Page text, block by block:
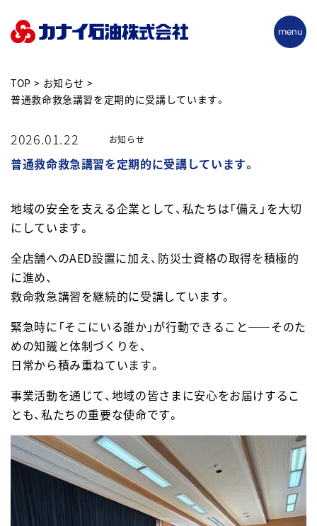
TOP
お知らせ
普通救命救急講習を定期的に受講しています。
2026.01.22 お知らせ
普通救命救急講習を定期的に受講しています。
地域の安全を支える企業として、私たちは「備え」を大切
にしています。
全店舗へのAED設置に加え、防災士資格の取得を積極的
に進め、
救命救急講習を継続的に受講しています。
緊急時に「そこにいる誰か」が行動できること——そのた
めの知識と体制づくりを、
日常から積み重ねています。
事業活動を通じて、地域の皆さまに安心をお届けするこ
とも、私たちの重要な使命です。